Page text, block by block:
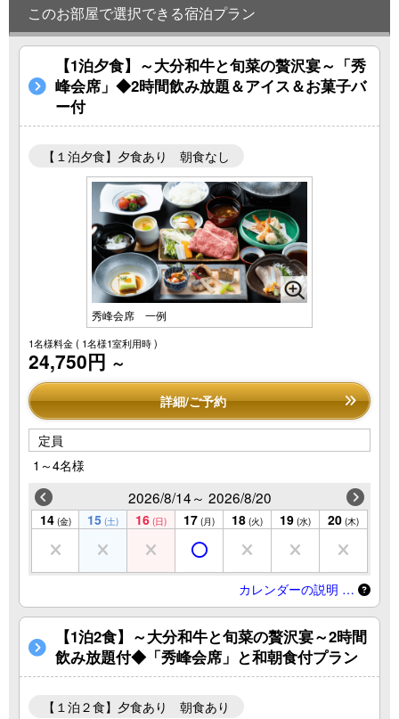
このお部屋で選択できる宿泊プラン
【1泊夕食】～大分和牛と旬菜の贅沢宴～「秀
峰会席」◆2時間飲み放題＆アイス＆お菓子バ
ー付
【１泊夕食】夕食あり 朝食なし
秀峰会席 一例
1名様料金( 1名様1室利用時 )
24,750円 ～
詳細/ご予約
定員
1～4名様
2026/8/14～ 2026/8/20
14 (金) 15 (土) 16 (日) 17 (月) 18 (火) 19 (水) 20 (木)
カレンダーの説明 …
【1泊2食】～大分和牛と旬菜の贅沢宴～2時間
飲み放題付◆「秀峰会席」と和朝食付プラン
【１泊２食】夕食あり 朝食あり